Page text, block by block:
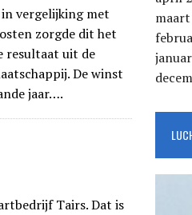
vergelijking met
zorgde dit het
resultaat uit de
De winst
jaar….
Tairs. Dat is